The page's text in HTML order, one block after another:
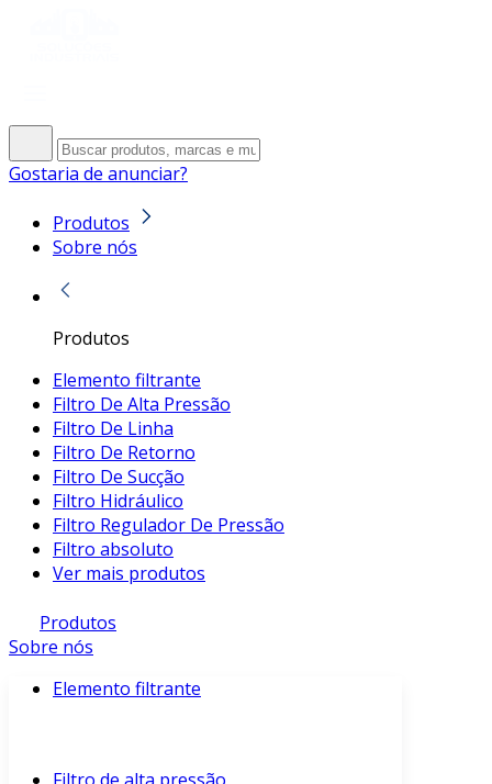
Gostaria de anunciar?
Produtos
Sobre nós
Produtos
Elemento filtrante
Filtro De Alta Pressão
Filtro De Linha
Filtro De Retorno
Filtro De Sucção
Filtro Hidráulico
Filtro Regulador De Pressão
Filtro absoluto
Ver mais produtos
Produtos
Sobre nós
Elemento filtrante